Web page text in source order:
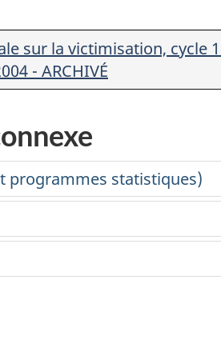
sur la victimisation, cycle
- ARCHIVÉ